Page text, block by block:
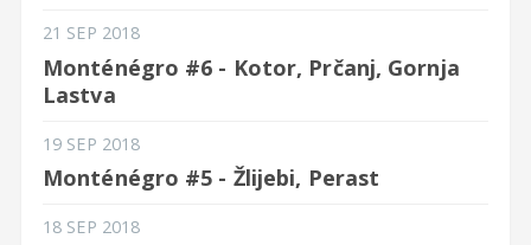
21 SEP 2018
Monténégro #6 - Kotor, Prčanj, Gornja
Lastva
19 SEP 2018
Monténégro #5 - Žlijebi, Perast
18 SEP 2018